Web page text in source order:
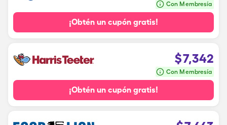
Con Membresía
¡Obtén un cupón gratis!
$7,342
Con Membresía
¡Obtén un cupón gratis!